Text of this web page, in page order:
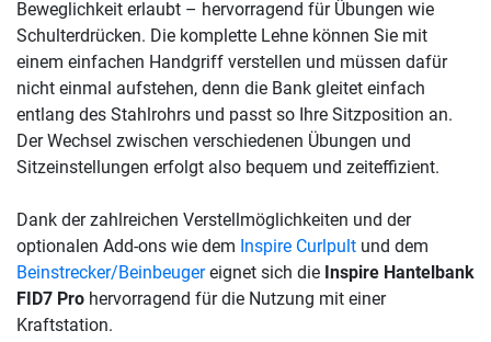
Beweglichkeit erlaubt – hervorragend für Übungen wie
Schulterdrücken. Die komplette Lehne können Sie mit
einem einfachen Handgriff verstellen und müssen dafür
nicht einmal aufstehen, denn die Bank gleitet einfach
entlang des Stahlrohrs und passt so Ihre Sitzposition an.
Der Wechsel zwischen verschiedenen Übungen und
Sitzeinstellungen erfolgt also bequem und zeiteffizient.
Dank der zahlreichen Verstellmöglichkeiten und der
optionalen Add-ons wie dem Inspire Curlpult und dem
Beinstrecker/Beinbeugereignet sich die Inspire Hantelbank
FID7 Pro hervorragend für die Nutzung mit einer
Kraftstation.